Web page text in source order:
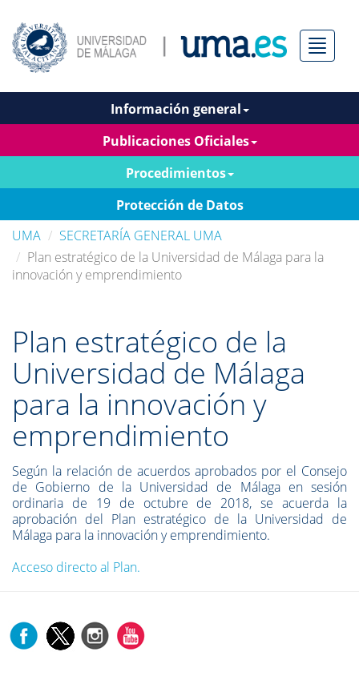
Menú
Información general
Publicaciones Oficiales
Procedimientos
Protección de Datos
UMA
SECRETARÍA GENERAL UMA
Plan estratégico de la Universidad de Málaga para la
innovación y emprendimiento
Plan estratégico de la
Universidad de Málaga
para la innovación y
emprendimiento
Según la relación de acuerdos aprobados por el Consejo
de Gobierno de la Universidad de Málaga en sesión
ordinaria de 19 de octubre de 2018, se acuerda la
aprobación del Plan estratégico de la Universidad de
Málaga para la innovación y emprendimiento.
Acceso directo al Plan.